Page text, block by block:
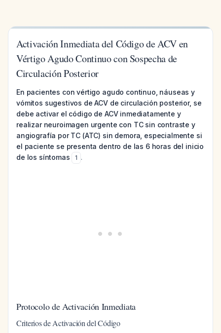
Activación Inmediata del Código de ACV en
Vértigo Agudo Continuo con Sospecha de
Circulación Posterior
En pacientes con vértigo agudo continuo, náuseas y
vómitos sugestivos de ACV de circulación posterior, se
debe activar el código de ACV inmediatamente y
realizar neuroimagen urgente con TC sin contraste y
angiografía por TC (ATC) sin demora, especialmente si
el paciente se presenta dentro de las 6 horas del inicio
de los síntomas
1 .
Protocolo de Activación Inmediata
Criterios de Activación del Código